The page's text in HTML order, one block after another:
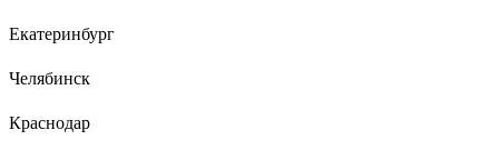
Отзыв о зарядном устройстве Makita DC18RC
Екатеринбург
Челябинск
Краснодар